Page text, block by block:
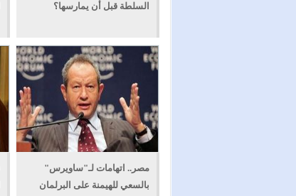
السلطة قبل أن يمارسها؟
مصر.. اتهامات لـ"ساويرس"
بالسعي للهيمنة على البرلمان